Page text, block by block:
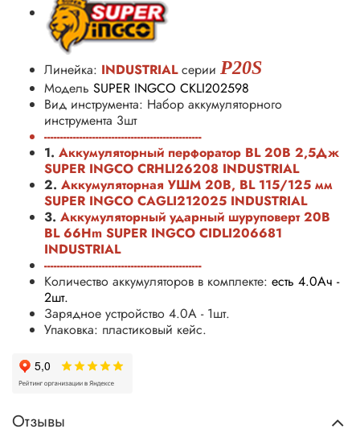
Линейка: INDUSTRIAL серии P20S
Модель SUPER INGCO CKLI202598
Вид инструмента: Набор аккумуляторного
инструмента 3шт
-------------------------------------------------
1. Аккумуляторный перфоратор BL 20В 2,5Дж
SUPER INGCO CRHLI26208 INDUSTRIAL
2. Аккумуляторная УШМ 20В, BL 115/125 мм
SUPER INGCO CAGLI212025 INDUSTRIAL
3. Аккумуляторный ударный шуруповерт 20B
BL 66Hm SUPER INGCO CIDLI206681
INDUSTRIAL
-------------------------------------------------
Количество аккумуляторов в комплекте: есть 4.0Ач -
2шт.
Зарядное устройство 4.0А - 1шт.
Упаковка: пластиковый кейс.
Отзывы